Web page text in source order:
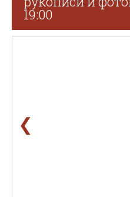
19:00
❮